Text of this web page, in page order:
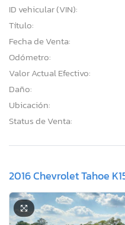
ID vehicular (VIN):
Título:
Fecha de Venta:
Odómetro:
Valor Actual Efectivo:
Daño:
Ubicación:
Status de Venta:
2016 Chevrolet Tahoe